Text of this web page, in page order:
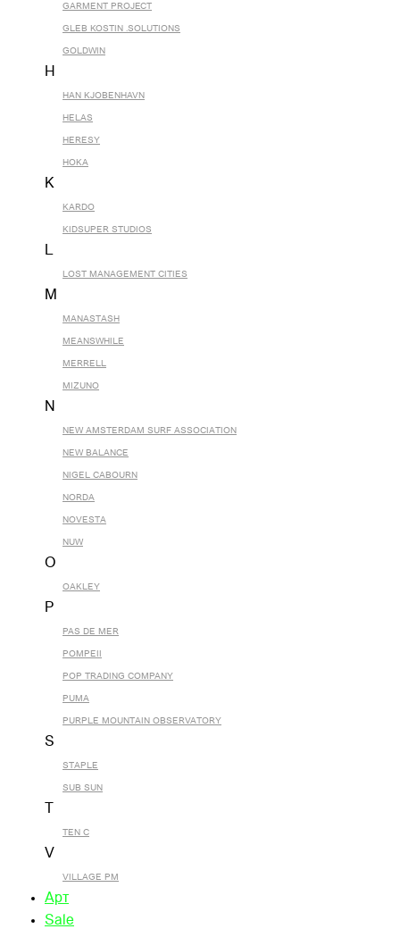
GARMENT PROJECT
GLEB KOSTIN .SOLUTIONS
GOLDWIN
H
HAN KJOBENHAVN
HELAS
HERESY
HOKA
K
KARDO
KIDSUPER STUDIOS
L
LOST MANAGEMENT CITIES
M
MANASTASH
MEANSWHILE
MERRELL
MIZUNO
N
NEW AMSTERDAM SURF ASSOCIATION
NEW BALANCE
NIGEL CABOURN
NORDA
NOVESTA
NUW
O
OAKLEY
P
PAS DE MER
POMPEII
POP TRADING COMPANY
PUMA
PURPLE MOUNTAIN OBSERVATORY
S
STAPLE
SUB SUN
TEN C
V
VILLAGE PM
Арт
Sale